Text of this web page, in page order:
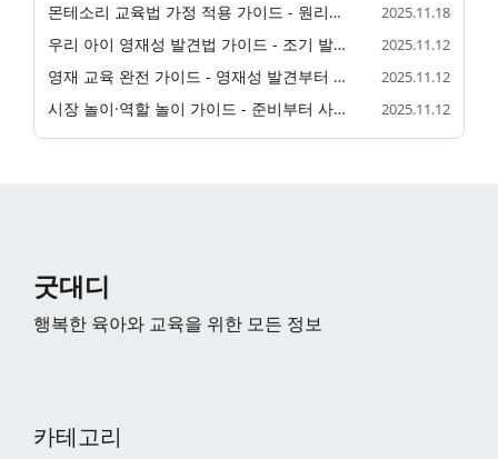
몬테소리 교육법 가정 적용 가이드 - 원리부터 교구 활용까지 2025.11.18
우리 아이 영재성 발견법 가이드 - 조기 발견부터 검사까지 2025.11.12
영재 교육 완전 가이드 - 영재성 발견부터 영재원 준비까지 2025.11.12
시장 놀이·역할 놀이 가이드 - 준비부터 사회성 발달까지 2025.11.12
굿대디
행복한 육아와 교육을 위한 모든 정보
카테고리